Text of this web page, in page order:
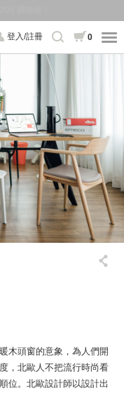
登入/註冊 0
木頭窗的意象，為人們開
，北歐人不把流行時尚看
位。北歐設計師以設計出